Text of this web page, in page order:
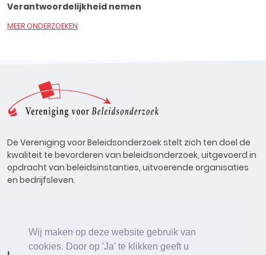
Wij maken op deze website gebruik van
cookies. Door op 'Ja' te klikken geeft u
Verantwoordelijkheid nemen
MEER ONDERZOEKEN
De Vereniging voor Beleidsonderzoek stelt zich ten doel de
kwaliteit te bevorderen van beleidsonderzoek, uitgevoerd in
opdracht van beleidsinstanties, uitvoerende organisaties
en bedrijfsleven.